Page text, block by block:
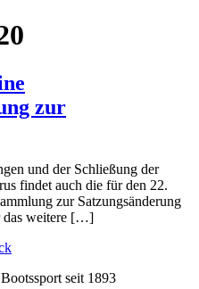
zur
und der Schließung der
findet auch die für den 22.
zur Satzungsänderung
das weitere […]
seit 1893